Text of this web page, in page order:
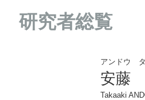
研究者総覧
アンドウ
安藤
Takaaki